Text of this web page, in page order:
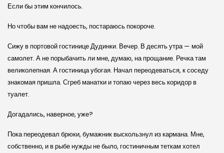
Если бы этим кончилось.
Но чтобы вам не надоесть, постараюсь покороче.
Сижу в портовой гостинице Дудинки. Вечер. В десять утра — мой
самолет. А не порыбачить ли мне, думаю, на прощание. Речка там
великолепная. А гостиница убогая. Начал переодеваться, к соседу
знакомая пришла. Сгреб манатки и топаю через весь коридор в
туалет.
Догадались, наверное, уже?
Пока переодевал брюки, бумажник выскользнул из кармана. Мне,
собственно, и в рыбе нужды не было, гостиничным теткам хотел